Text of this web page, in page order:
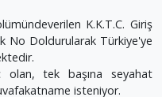
K.K.T.C. Giriş
No Doldurularak Türkiye'ye
tek başına seyahat
isteniyor.